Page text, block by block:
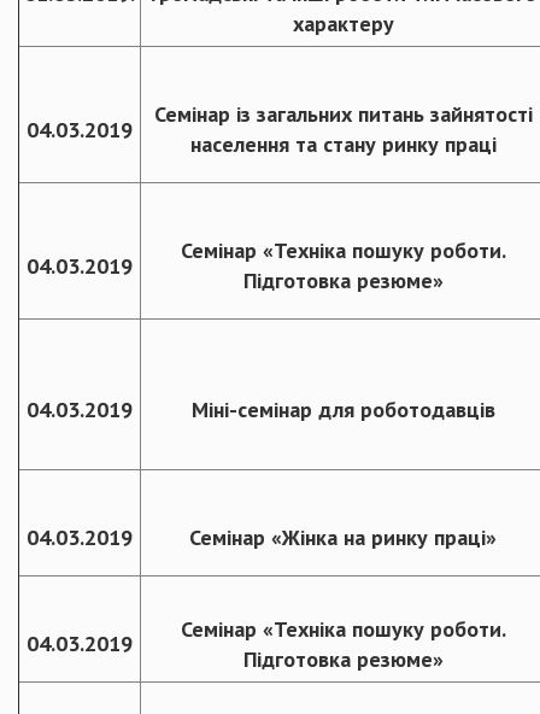
характеру
04.03.2019
Семінар із загальних питань зайнятості
населення та стану ринку праці
04.03.2019
Семінар «Техніка пошуку роботи.
Підготовка резюме»
04.03.2019 Міні-семінар для роботодавців
04.03.2019 Семінар «Жінка на ринку праці»
04.03.2019
Семінар «Техніка пошуку роботи.
Підготовка резюме»